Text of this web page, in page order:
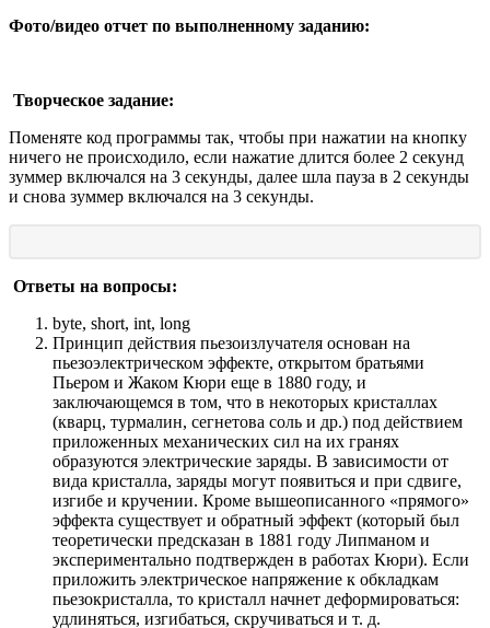
Фото/видео отчет по выполненному заданию:
Творческое задание:
Поменяте код программы так, чтобы при нажатии на кнопку
ничего не происходило, если нажатие длится более 2 секунд
зуммер включался на 3 секунды, далее шла пауза в 2 секунды
и снова зуммер включался на 3 секунды.
Ответы на вопросы:
byte, short, int, long
Принцип действия пьезоизлучателя основан на
пьезоэлектрическом эффекте, открытом братьями
Пьером и Жаком Кюри еще в 1880 году, и
заключающемся в том, что в некоторых кристаллах
(кварц, турмалин, сегнетова соль и др.) под действием
приложенных механических сил на их гранях
образуются электрические заряды. В зависимости от
вида кристалла, заряды могут появиться и при сдвиге,
изгибе и кручении. Кроме вышеописанного «прямого»
эффекта существует и обратный эффект (который был
теоретически предсказан в 1881 году Липманом и
экспериментально подтвержден в работах Кюри). Если
приложить электрическое напряжение к обкладкам
пьезокристалла, то кристалл начнет деформироваться:
удлиняться, изгибаться, скручиваться и т. д.